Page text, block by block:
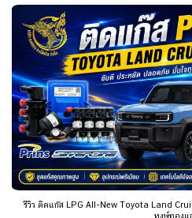
รีวิว ติดแก๊ส LPG All-New Toyota Land
หงษ์ทองแ